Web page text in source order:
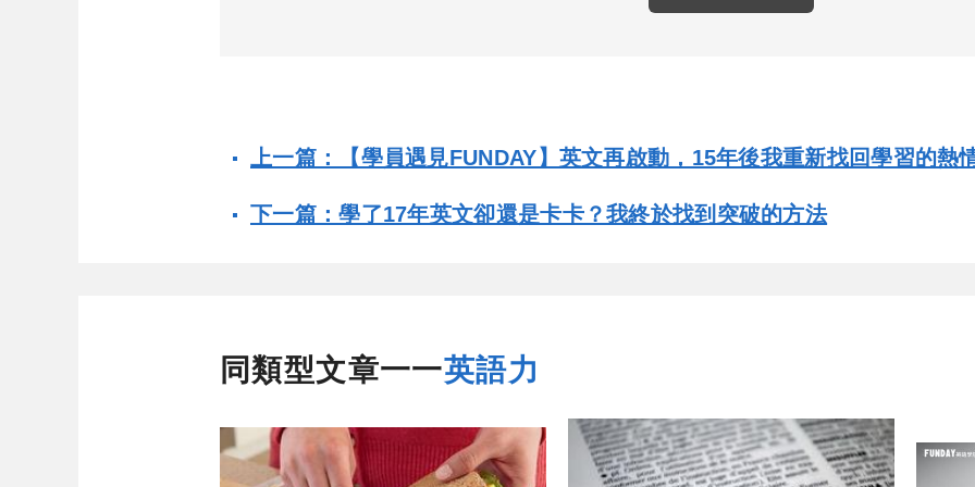
上一篇：【學員遇見FUNDAY】英文再啟動，15年後我重新找回學習的熱
下一篇：學了17年英文卻還是卡卡？我終於找到突破的方法
同類型文章一一英語力